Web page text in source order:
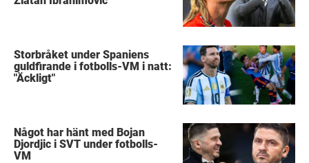
Storbråket under Spaniens
guldfirande i fotbolls-VM i natt:
"Äckligt"
Något har hänt med Bojan
Djordjic i SVT under fotbolls-
VM